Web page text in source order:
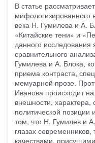
В статье
мифологизированного
века Н. Гумилева и А.
«Китайские тени» и
данного исследования
сравнительного
Гумилева и А. Блока,
приема контраста,
мемуарной прозе.
Иванова происходит
внешности, характера,
политической позиции
том, что Н. Гумилев и
глазах
качествами,